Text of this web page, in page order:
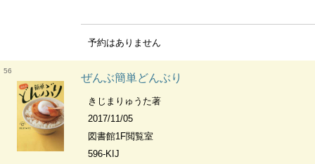
予約はありません
56
ぜんぶ簡単どんぶり
きじまりゅうた著
2017/11/05
図書館1F閲覧室
596-KIJ